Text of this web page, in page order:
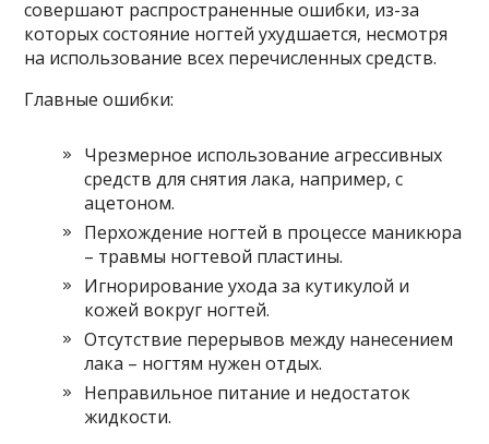
совершают распространенные ошибки, из-за
которых состояние ногтей ухудшается, несмотря
на использование всех перечисленных средств.
Главные ошибки:
Чрезмерное использование агрессивных
средств для снятия лака, например, с
ацетоном.
Перхождение ногтей в процессе маникюра
– травмы ногтевой пластины.
Игнорирование ухода за кутикулой и
кожей вокруг ногтей.
Отсутствие перерывов между нанесением
лака – ногтям нужен отдых.
Неправильное питание и недостаток
жидкости.